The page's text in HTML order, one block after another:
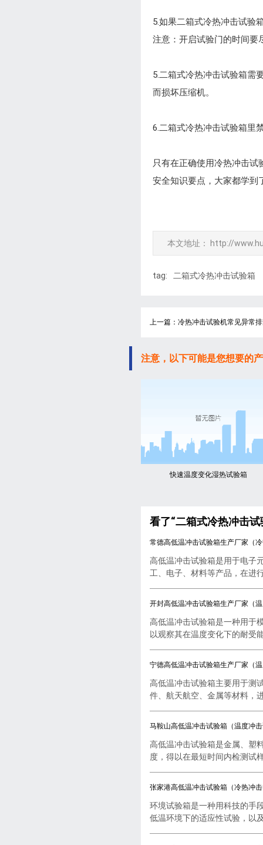
5.如果二箱式冷热冲击试验
注意：开启试验门的时间要
5.二箱式冷热冲击试验箱需
而损坏压缩机。
6.二箱式冷热冲击试验箱里
只有在正确使用冷热冲击
安全知识要点，大家都学到
本文地址： http://
tag: 二箱式冷热冲击试验箱
上一篇：冷热冲击试验机常见异常
注意，以下可能是您想要的
快速温度变化湿热试验箱
看了“二箱式冷热冲击
常德高低温冲击试验箱生产厂家（
高低温冲击试验箱是用于电子
工、电子、材料等产品，在进
开封高低温冲击试验箱生产厂家（
高低温冲击试验箱是一种用于
以观察其在温度变化下的耐受
宁德高低温冲击试验箱生产厂家（
高低温冲击试验箱主要用于测
件、航天航空、金属等材料，
马鞍山高低温冲击试验箱（温度冲
高低温冲击试验箱是金属、塑
度，得以在最短时间内检测试
张家港高低温冲击试验箱（冷热冲
环境试验箱是一种用科技的手
低温环境下的适应性试验，以